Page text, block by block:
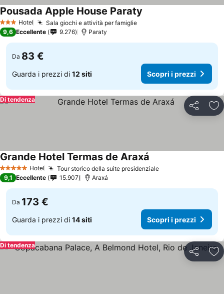
3 StelleHotel Sala giochi e attività per famiglie
Pousada Apple House Paraty
9,6 Eccellente 9.276 Paraty
Da 83 €
Guarda i prezzi di 12 siti Scopri i prezzi
Condividi
Di tendenza
5 Stelle Hotel Tour storico della suite presidenziale
Grande Hotel Termas de Araxá
9,1 Eccellente 15.907 Araxá
Da 173 €
Guarda i prezzi di 14 siti Scopri i prezzi
Condividi
Di tendenza